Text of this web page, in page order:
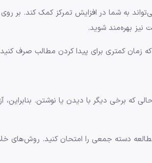
به شما در افزایش تمرکز کمک کند. بر
نیز بهره‌مند شوید.
کمتری برای پیدا کردن مطالب صرف
که برخی دیگر با دیدن یا نوشتن.
دسته جمعی را امتحان کنید. روش‌های